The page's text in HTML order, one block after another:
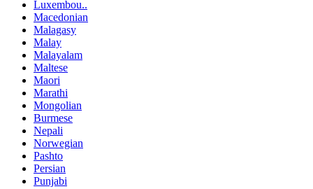
Luxembou..
Macedonian
Malagasy
Malay
Malayalam
Maltese
Maori
Marathi
Mongolian
Burmese
Nepali
Norwegian
Pashto
Persian
Punjabi